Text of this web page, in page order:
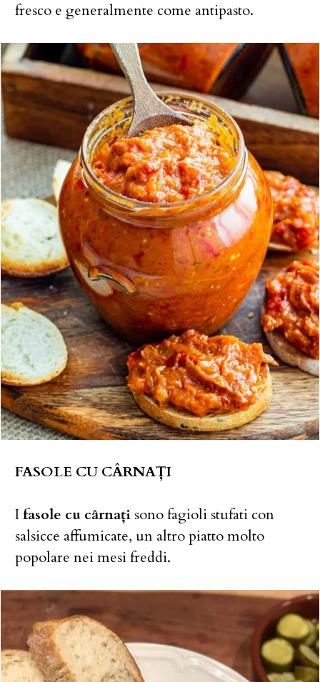
fresco e generalmente come antipasto.
FASOLE CU CÂRNAȚI
I fasole cu cârnați sono fagioli stufati con
salsicce affumicate, un altro piatto molto
popolare nei mesi freddi.